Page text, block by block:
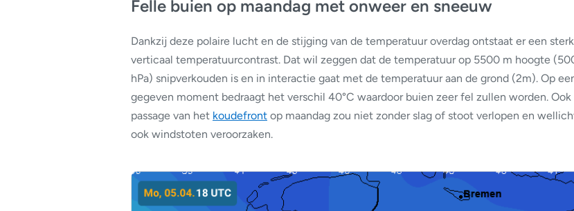
Felle buien op maandag met onweer en sneeuw
Dankzij deze polaire lucht en de stijging van de temperatuur overdag ontstaat er een sterk
verticaal temperatuurcontrast. Dat wil zeggen dat de temperatuur op 5500 m hoogte
hPa) snipverkouden is en in interactie gaat met de temperatuur aan de grond (2m). Op
gegeven moment bedraagt het verschil 40°C waardoor buien zeer fel zullen worden. Ook
passage van het koudefront op maandag zou niet zonder slag of stoot verlopen en
ook windstoten veroorzaken.